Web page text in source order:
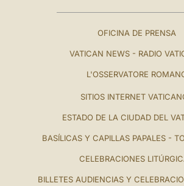
OFICINA DE PRENSA
VATICAN NEWS - RADIO
L'OSSERVATORE
SITIOS INTERNET
ESTADO DE LA CIUDAD DEL
BASÍLICAS Y CAPILLAS PAPALES -
CELEBRACIONES
BILLETES AUDIENCIAS Y